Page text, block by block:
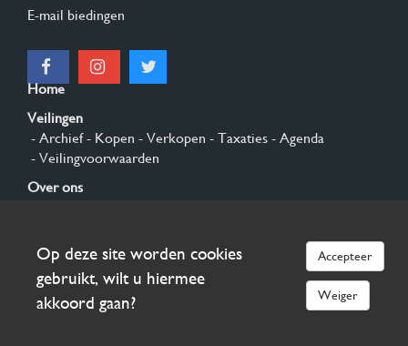
E-mail biedingen
Home
Veilingen
- Archief- Kopen - Verkopen - Taxaties - Agenda
- Veilingvoorwaarden
Over ons
Aanmelden
Op deze site worden cookies
gebruikt, wilt u hiermee
akkoord gaan?
Accepteer
Weiger